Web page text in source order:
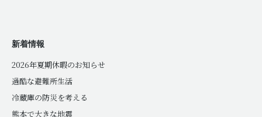
新着情報
2026年夏期休暇のお知らせ
過酷な避難所生活
冷蔵庫の防災を考える
熊本で大きな地震